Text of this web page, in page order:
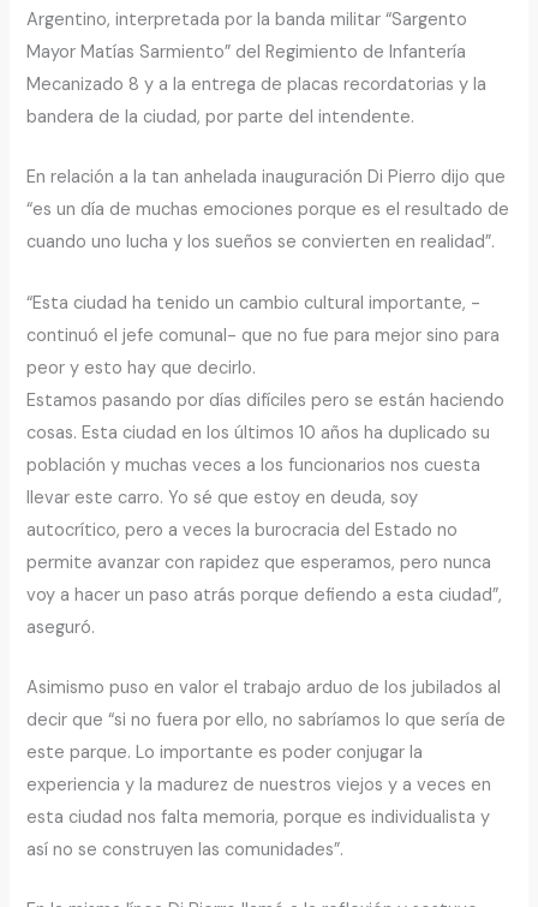
Argentino, interpretada por la banda militar “Sargento
Mayor Matías Sarmiento” del Regimiento de Infantería
Mecanizado 8 y a la entrega de placas recordatorias y la
bandera de la ciudad, por parte del intendente.
En relación a la tan anhelada inauguración Di Pierro dijo que
“es un día de muchas emociones porque es el resultado de
cuando uno lucha y los sueños se convierten en realidad”.
“Esta ciudad ha tenido un cambio cultural importante, -
continuó el jefe comunal- que no fue para mejor sino para
peor y esto hay que decirlo.
Estamos pasando por días difíciles pero se están haciendo
cosas. Esta ciudad en los últimos 10 años ha duplicado su
población y muchas veces a los funcionarios nos cuesta
llevar este carro. Yo sé que estoy en deuda, soy
autocrítico, pero a veces la burocracia del Estado no
permite avanzar con rapidez que esperamos, pero nunca
voy a hacer un paso atrás porque defiendo a esta ciudad”,
aseguró.
Asimismo puso en valor el trabajo arduo de los jubilados al
decir que “si no fuera por ello, no sabríamos lo que sería de
este parque. Lo importante es poder conjugar la
experiencia y la madurez de nuestros viejos y a veces en
esta ciudad nos falta memoria, porque es individualista y
así no se construyen las comunidades”.